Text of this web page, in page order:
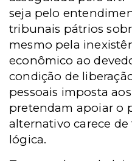
seja pelo
tribunais pátrios
mesmo pela
econômico ao
condição de
pessoais imposta
pretendam apoiar o
alternativo carece
lógica.